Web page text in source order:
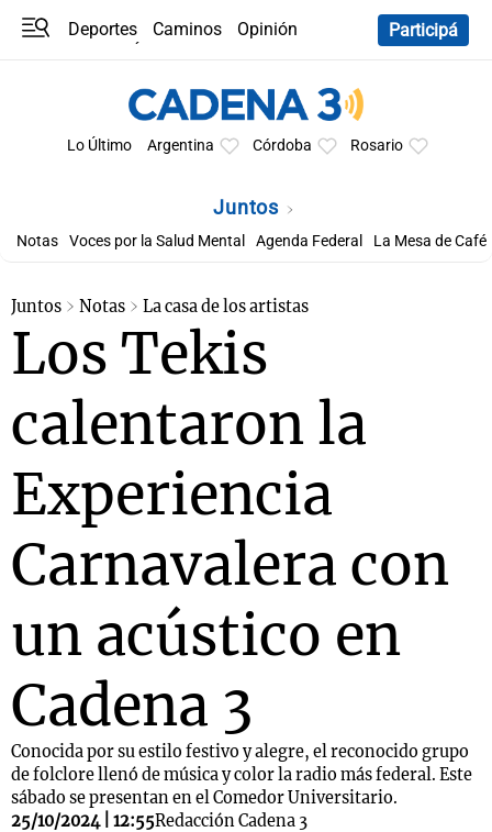
Deportes Caminos
Opinión
Participá
Lo Último Argentina Córdoba Rosario
Juntos
Notas Voces por la Salud Mental Agenda Federal La Mesa de Café
Juntos Notas La casa de los artistas
Los Tekis
calentaron la
Experiencia
Carnavalera con
un acústico en
Cadena 3
Conocida por su estilo festivo y alegre, el reconocido grupo
de folclore llenó de música y color la radio más federal. Este
sábado se presentan en el Comedor Universitario.
25/10/2024 | 12:55Redacción Cadena 3